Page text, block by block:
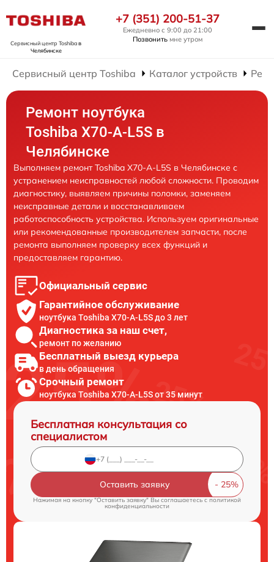
Сервисный центр Toshibaв
Челябинске
+7 (351) 200-51-37
Ежедневно с 9:00 до 21:00
Позвонить мне утром
Сервисный центр Toshiba Каталог устройств
Ремонт ноутбука
Toshiba X70-A-L5S в
Челябинске
Выполняем ремонт Toshiba X70-A-L5S в Челябинске с
устранением неисправностей любой сложности. Проводим
диагностику, выявляем причины поломки, заменяем
неисправные детали и восстанавливаем
работоспособность устройства. Используем оригинальные
или рекомендованные производителем запчасти, после
ремонта выполняем проверку всех функций и
предоставляем гарантию.
Официальный сервис
Гарантийное обслуживание
ноутбука Toshiba X70-A-L5S до 3 лет
Диагностика за наш счет,
ремонт по желанию
Бесплатный выезд курьера
в день обращения
Срочный ремонт
ноутбука Toshiba X70-A-L5S от 35 минут
Бесплатная консультация со
специалистом
Оставить заявку
Нажимая на кнопку "Оставить заявку" Вы соглашаетесь cполитикой
конфиденциальности